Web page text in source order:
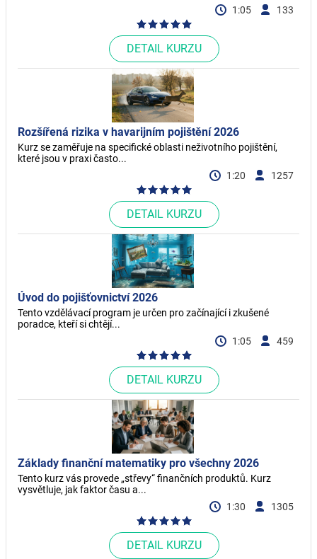
1:05
133
DETAIL KURZU
Rozšířená rizika v havarijním pojištění 2026
Kurz se zaměřuje na specifické oblasti neživotního pojištění,
které jsou v praxi často...
1:20
1257
DETAIL KURZU
Úvod do pojišťovnictví 2026
Tento vzdělávací program je určen pro začínající i zkušené
poradce, kteří si chtějí...
1:05
459
DETAIL KURZU
Základy finanční matematiky pro všechny 2026
Tento kurz vás provede „střevy“ finančních produktů. Kurz
vysvětluje, jak faktor času a...
1:30
1305
DETAIL KURZU